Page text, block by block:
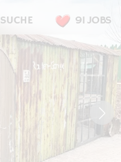
SUCHE 91 JOBS